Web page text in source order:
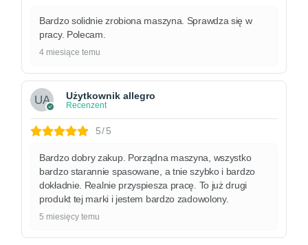
Bardzo solidnie zrobiona maszyna. Sprawdza się w
pracy. Polecam.
4 miesiące temu
Użytkownik allegro
Recenzent
5/5
Bardzo dobry zakup. Porządna maszyna, wszystko
bardzo starannie spasowane, a tnie szybko i bardzo
dokładnie. Realnie przyspiesza pracę. To już drugi
produkt tej marki i jestem bardzo zadowolony.
5 miesięcy temu